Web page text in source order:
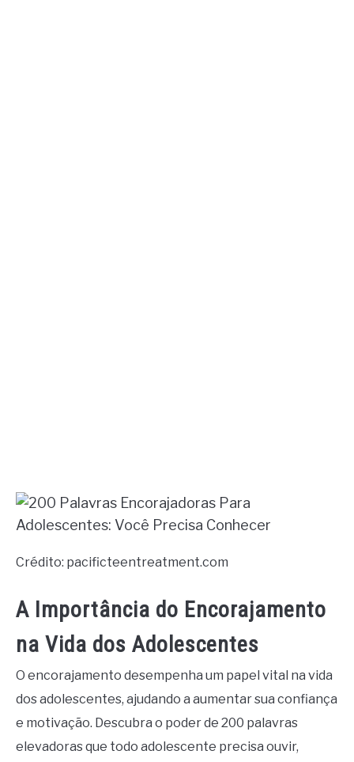
Crédito: pacificteentreatment.com
A Importância do Encorajamento
na Vida dos Adolescentes
O encorajamento desempenha um papel vital na vida
dos adolescentes, ajudando a aumentar sua confiança
e motivação. Descubra o poder de 200 palavras
elevadoras que todo adolescente precisa ouvir,